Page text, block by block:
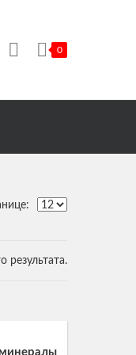
0
результата.